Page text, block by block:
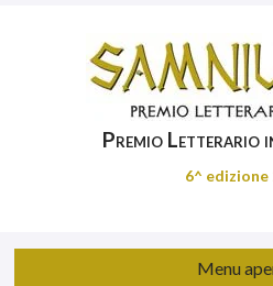
Premio Letterario
6^ edizione
Menu